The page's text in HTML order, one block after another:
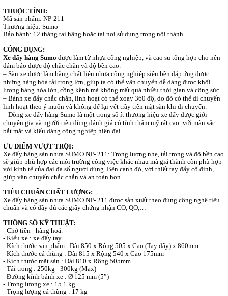
THUỘC TÍNH:
Mã sản phẩm: NP-211
Thương hiệu: Sumo
Bảo hành: 12 tháng tại hãng hoặc tại nơi sử dụng trong nội thành.
CÔNG DỤNG:
Xe đẩy hàng Sumo được làm từ nhựa công nghiệp, và cao su tổng hợp cho nên
đảm bảo được độ chắc chắn và độ bền cao.
– Sàn xe được làm bằng chất liệu nhựa công nghiệp siêu bền đáp ứng được
những hàng hóa tải trọng lớn, giúp ta có thể vận chuyển dễ dàng được khối
lượng hàng hóa lớn, cồng kềnh mà không mất quá nhiều thời gian và công sức.
– Bánh xe đẩy chắc chắn, linh hoạt có thể xoay 360 độ, do đó có thể di chuyển
linh hoạt theo ý muốn và không để lại vết trầy trên mặt sàn khi di chuyển.
– Dòng xe đẩy hàng Sumo là một trong số ít thương hiệu xe đẩy được giới
chuyên gia và người tiêu dùng đánh giá có tính thẩm mỹ rất cao: với màu sắc
bắt mắt và kiểu dáng công nghiệp hiện đại.
ƯU ĐIỂM VƯỢT TRỘI:
Xe đẩy hàng sàn nhựa SUMO NP- 211: Trọng lượng nhẹ, tải trọng và độ bền cao
sẽ giúp phù hợp các môi trường công việc khác nhau mà giá thành còn phù hợp
với kinh tế của đại đa số người dùng. Bên cạnh đó, với thiết tay đẩy cố định,
giúp vận chuyển chắc chắn và an toàn hơn.
TIÊU CHUẨN CHẤT LƯỢNG:
Xe đẩy hàng sàn nhựa SUMO NP- 211 được sản xuất theo đúng công nghệ tiêu
chuẩn và có đầy đủ các giấy chứng nhận CO, QO,…
THÔNG SỐ KỸ THUẬT:
- Chở tiền - hàng hoá.
- Kiểu xe : xe đẩy tay
- Kích thước sản phẩm : Dài 850 x Rộng 505 x Cao (Tay đẩy) x 860mm
- Kích thước cả thùng : Dài 815 x Rộng 540 x Cao 175mm
- Kích thước mặt sàn : Dài 810 x Rộng 505mm
- Tải trọng : 250kg - 300kg (Max)
- Đường kính bánh xe : Ø 125 mm (5”)
- Trọng lượng xe : 15.1 kg
- Trọng lượng cả thùng : 17 kg